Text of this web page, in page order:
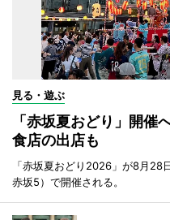
見る・遊ぶ
「赤坂夏おどり」開
食店の出店も
「赤坂夏おどり2026」が8月28
赤坂5）で開催される。